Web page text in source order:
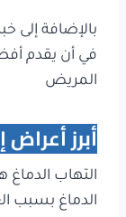
بالإضافة إلى
في أن يقدم
المريض
أبرز أعراض
التهاب
الدماغ بسبب